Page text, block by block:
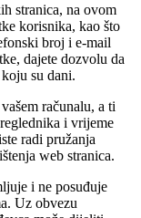
stranica, na ovom
korisnika, kao što
broj i e-mail
dajete dozvolu da
su dani.
računalu, a ti
i vrijeme
radi pružanja
web stranica.
i ne posuđuje
Uz obvezu